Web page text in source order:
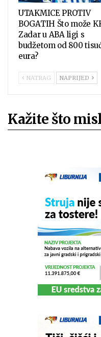
UTAKMICE PROTIV
BOGATIH Što može
Zadar u ABA ligi s
budžetom od 800
eura?
NATRAG NAPRIJED
Kažite što